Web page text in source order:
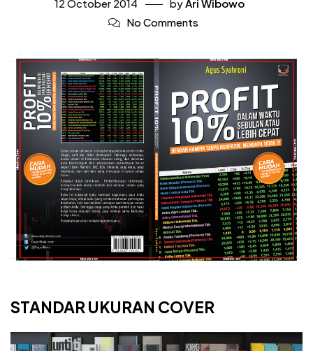
12 October 2014 byAri Wibowo
No Comments
STANDAR UKURAN COVER